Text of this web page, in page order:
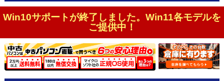
Win10サポートが終了しました。Win11各モデルを
ご提供中！